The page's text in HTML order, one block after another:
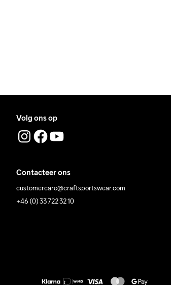
Volg ons op
Contacteer ons
customercare@craftsportswear.com
+46 (0) 33 722 32 10